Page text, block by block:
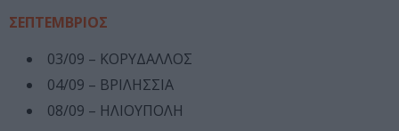
ΣΕΠΤΕΜΒΡΙΟΣ
03/09 – ΚΟΡΥΔΑΛΛΟΣ
04/09 – ΒΡΙΛΗΣΣΙΑ
08/09 – ΗΛΙΟΥΠΟΛΗ